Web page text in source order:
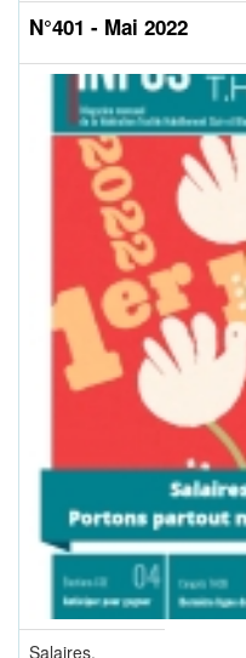
N°401 - Mai 2022
Salaires,